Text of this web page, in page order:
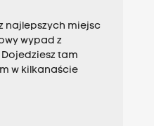
najlepszych miejsc
wypad z
tam
w kilkanaście